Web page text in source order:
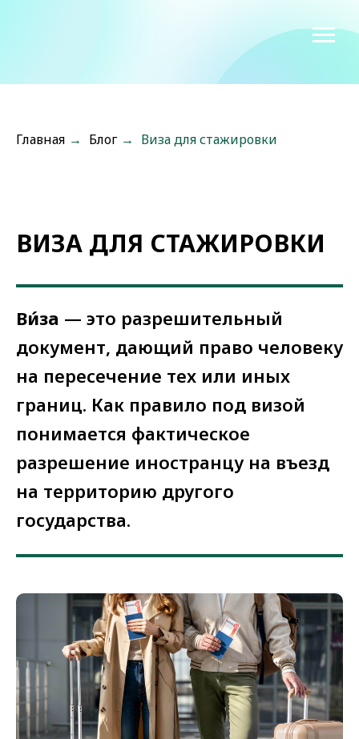
Главная → Блог → Виза для стажировки
ВИЗА ДЛЯ СТАЖИРОВКИ
Ви́за — это разрешительный
документ, дающий право человеку
на пересечение тех или иных
границ. Как правило под визой
понимается фактическое
разрешение иностранцу на въезд
на территорию другого
государства.